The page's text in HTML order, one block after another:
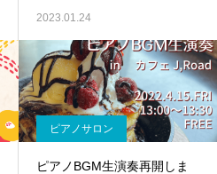
2023.01.24
ピアノサロン
ピアノBGM生演奏再開しま